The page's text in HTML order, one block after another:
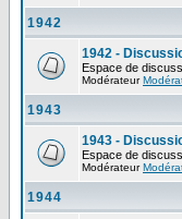
1942
1942 -
Espace de
Modérateur
1943
1943 -
Espace de
Modérateur
1944